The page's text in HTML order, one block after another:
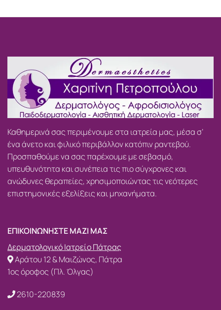
Καθημερινά σας περιμένουμε στα ιατρεία μας, μέσα σ’
ένα άνετο και φιλικό περιβάλλον κατόπιν ραντεβού.
Προσπαθούμε να σας παρέχουμε με σεβασμό,
υπευθυνότητα και συνέπεια τις πιο σύγχρονες και
ανώδυνες θεραπείες, χρησιμοποιώντας τις νεότερες
επιστημονικές εξελίξεις και μηχανήματα.
ΕΠΙΚΟΙΝΩΝΗΣΤΕ ΜΑΖΙ ΜΑΣ
Δερματολογικό Ιατρείο Πάτρας
Αράτου 12 & Μαιζώνος, Πάτρα
1ος όροφος (Πλ. Όλγας)
2610-220839